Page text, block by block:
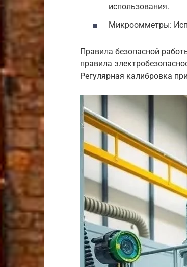
использования.
Микроомметры:
Правила безопасной
правила
Регулярная калибровка